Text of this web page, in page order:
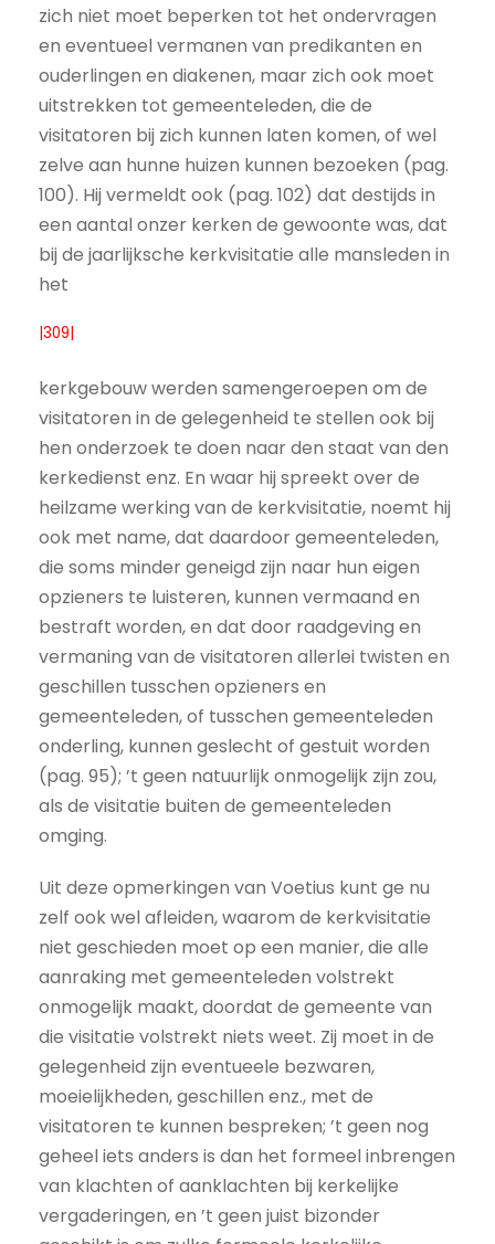
zich niet moet beperken tot het ondervragen
en eventueel vermanen van predikanten en
ouderlingen en diakenen, maar zich ook moet
uitstrekken tot gemeenteleden, die de
visitatoren bij zich kunnen laten komen, of wel
zelve aan hunne huizen kunnen bezoeken (pag.
100). Hij vermeldt ook (pag. 102) dat destijds in
een aantal onzer kerken de gewoonte was, dat
bij de jaarlijksche kerkvisitatie alle mansleden in
het
|309|
kerkgebouw werden samengeroepen om de
visitatoren in de gelegenheid te stellen ook bij
hen onderzoek te doen naar den staat van den
kerkedienst enz. En waar hij spreekt over de
heilzame werking van de kerkvisitatie, noemt hij
ook met name, dat daardoor gemeenteleden,
die soms minder geneigd zijn naar hun eigen
opzieners te luisteren, kunnen vermaand en
bestraft worden, en dat door raadgeving en
vermaning van de visitatoren allerlei twisten en
geschillen tusschen opzieners en
gemeenteleden, of tusschen gemeenteleden
onderling, kunnen geslecht of gestuit worden
(pag. 95); ’t geen natuurlijk onmogelijk zijn zou,
als de visitatie buiten de gemeenteleden
omging.
Uit deze opmerkingen van Voetius kunt ge nu
zelf ook wel afleiden, waarom de kerkvisitatie
niet geschieden moet op een manier, die alle
aanraking met gemeenteleden volstrekt
onmogelijk maakt, doordat de gemeente van
die visitatie volstrekt niets weet. Zij moet in de
gelegenheid zijn eventueele bezwaren,
moeielijkheden, geschillen enz., met de
visitatoren te kunnen bespreken; ’t geen nog
geheel iets anders is dan het formeel inbrengen
van klachten of aanklachten bij kerkelijke
vergaderingen, en ’t geen juist bizonder